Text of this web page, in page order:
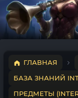
ГЛАВНАЯ
БАЗА ЗНАНИЙ
ПРЕДМЕТЫ